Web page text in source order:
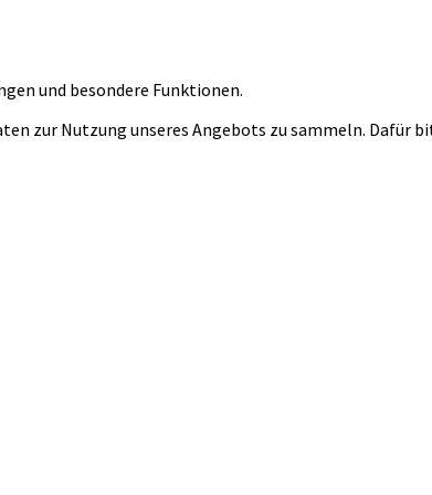
und besondere Funktionen.
zur Nutzung unseres Angebots zu sammeln. Dafür